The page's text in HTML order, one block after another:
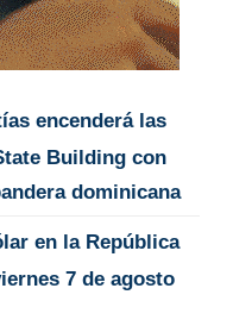
encenderá las
Building con
dominicana
en la República
7 de agosto